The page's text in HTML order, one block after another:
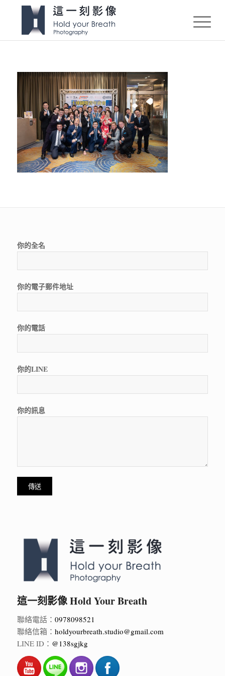
這一刻影像 Hold Your Breath
聯絡電話： 0978098521
聯絡信箱： holdyourbreath.studio@gmail.com
LINE ID： @138sgjkg
你的全名
你的電子郵件地址
你的電話
你的LINE
你的訊息